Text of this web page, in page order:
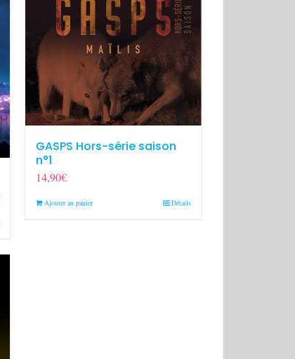
GASPS Hors-série saison
n°1
14,90€
Ajouter au panier Détails